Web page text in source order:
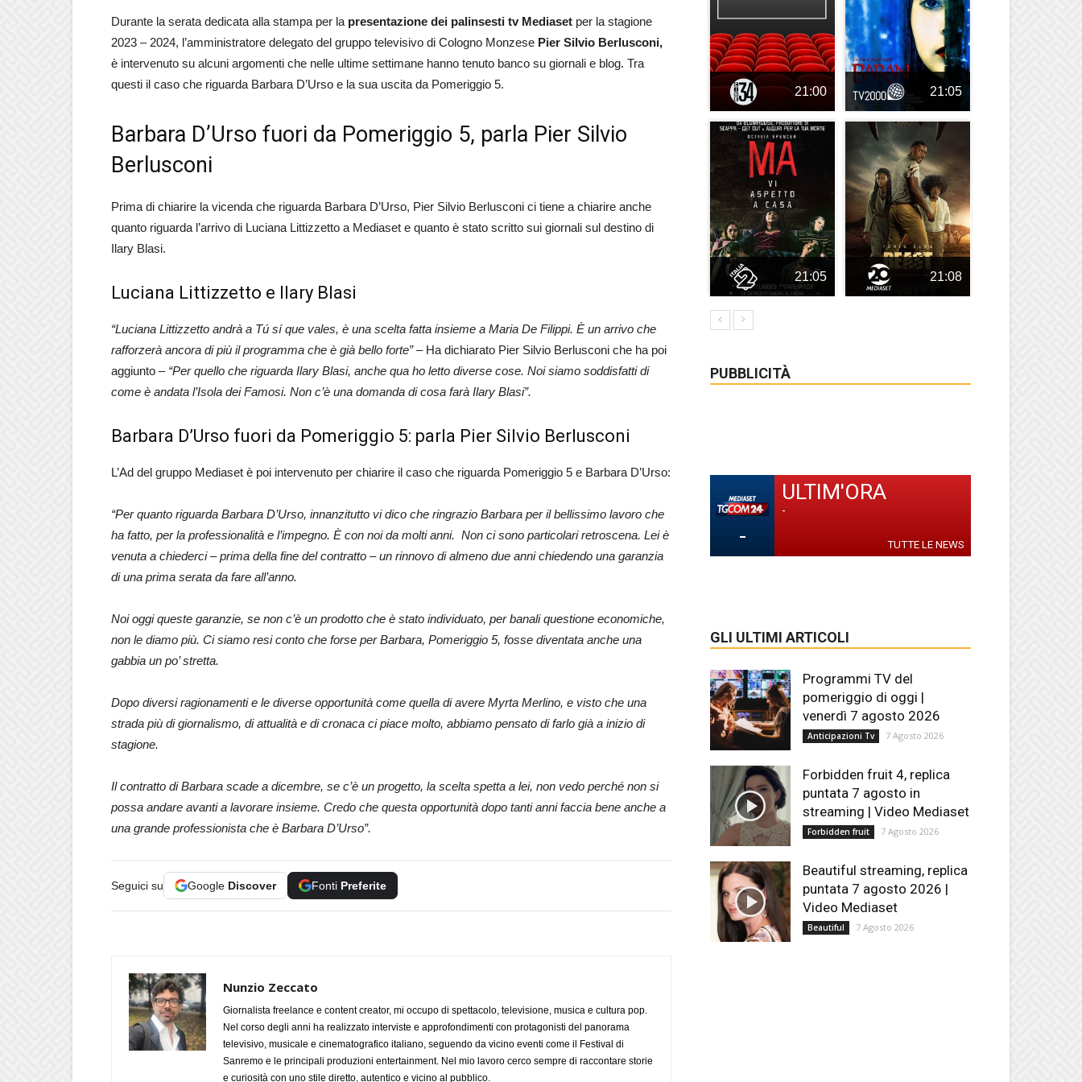
Durante la serata dedicata alla stampa per la presentazione dei palinsesti tv Mediaset per la stagione
2023 – 2024, l’amministratore delegato del gruppo televisivo di Cologno Monzese Pier Silvio Berlusconi,
è intervenuto su alcuni argomenti che nelle ultime settimane hanno tenuto banco su giornali e blog. Tra
questi il caso che riguarda Barbara D’Urso e la sua uscita da Pomeriggio 5.
Barbara D’Urso fuori da Pomeriggio 5, parla Pier Silvio
Berlusconi
Prima di chiarire la vicenda che riguarda Barbara D’Urso, Pier Silvio Berlusconi ci tiene a chiarire anche
quanto riguarda l’arrivo di Luciana Littizzetto a Mediaset e quanto è stato scritto sui giornali sul destino di
Ilary Blasi.
Luciana Littizzetto e Ilary Blasi
“Luciana Littizzetto andrà a Tú sí que vales, è una scelta fatta insieme a Maria De Filippi. È un arrivo che
rafforzerà ancora di più il programma che è già bello forte”– Ha dichiarato Pier Silvio Berlusconi che ha poi
aggiunto –“Per quello che riguarda Ilary Blasi, anche qua ho letto diverse cose. Noi siamo soddisfatti di
come è andata l’Isola dei Famosi. Non c’è una domanda di cosa farà Ilary Blasi”.
Barbara D’Urso fuori da Pomeriggio 5: parla Pier Silvio Berlusconi
L’Ad del gruppo Mediaset è poi intervenuto per chiarire il caso che riguarda Pomeriggio 5 e Barbara D’Urso:
“Per quanto riguarda Barbara D’Urso, innanzitutto vi dico che ringrazio Barbara per il bellissimo lavoro che
ha fatto, per la professionalità e l’impegno. È con noi da molti anni. Non ci sono particolari retroscena. Lei è
venuta a chiederci – prima della fine del contratto – un rinnovo di almeno due anni chiedendo una garanzia
di una prima serata da fare all’anno.
Noi oggi queste garanzie, se non c’è un prodotto che è stato individuato, per banali questione economiche,
non le diamo più. Ci siamo resi conto che forse per Barbara, Pomeriggio 5, fosse diventata anche una
gabbia un po’ stretta.
Dopo diversi ragionamenti e le diverse opportunità come quella di avere Myrta Merlino, e visto che una
strada più di giornalismo, di attualità e di cronaca ci piace molto, abbiamo pensato di farlo già a inizio di
stagione.
Il contratto di Barbara scade a dicembre, se c’è un progetto, la scelta spetta a lei, non vedo perché non si
possa andare avanti a lavorare insieme. Credo che questa opportunità dopo tanti anni faccia bene anche a
una grande professionista che è Barbara D’Urso”.
Seguici su Google Discover Fonti Preferite
Nunzio Zeccato
Giornalista freelance e content creator, mi occupo di spettacolo, televisione, musica e cultura pop.
Nel corso degli anni ha realizzato interviste e approfondimenti con protagonisti del panorama
televisivo, musicale e cinematografico italiano, seguendo da vicino eventi come il Festival di
Sanremo e le principali produzioni entertainment. Nel mio lavoro cerco sempre di raccontare storie
e curiosità con uno stile diretto, autentico e vicino al pubblico.
21:00 21:05
21:05 21:08
PUBBLICITÀ
-
ULTIM'ORA
-
TUTTE LE NEWS
GLI ULTIMI ARTICOLI
Programmi TV del
pomeriggio di oggi |
venerdì 7 agosto 2026
Anticipazioni Tv 7 Agosto 2026
Forbidden fruit 4, replica
puntata 7 agosto in
streaming | Video Mediaset
Forbidden fruit 7 Agosto 2026
Beautiful streaming, replica
puntata 7 agosto 2026 |
Video Mediaset
Beautiful 7 Agosto 2026